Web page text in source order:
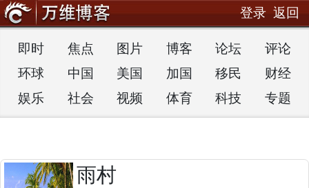
登录 返回
即时 焦点 图片 博客 论坛
评论
环球
中国 美国 加国 移民
财经
娱乐
社会 视频 体育 科技 专题
雨村